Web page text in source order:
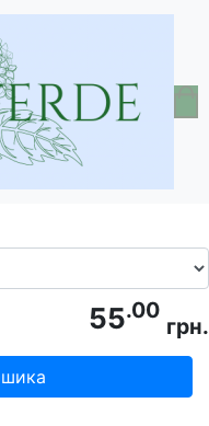
55.00
грн.